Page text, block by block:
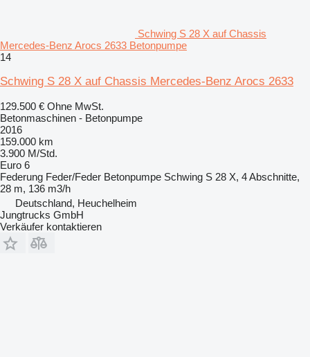
Schwing S 28 X auf Chassis
Mercedes-Benz Arocs 2633 Betonpumpe
14
Schwing S 28 X auf Chassis Mercedes-Benz Arocs 2633
129.500 € Ohne MwSt.
Betonmaschinen - Betonpumpe
2016
159.000 km
3.900 M/Std.
Euro 6
Federung Feder/Feder Betonpumpe Schwing S 28 X, 4 Abschnitte,
28 m, 136 m3/h
Deutschland, Heuchelheim
Jungtrucks GmbH
Verkäufer kontaktieren